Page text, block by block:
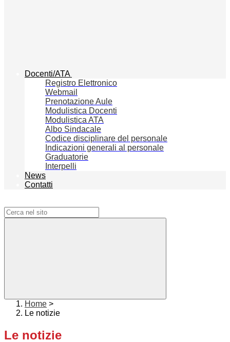
Docenti/ATA
Registro Elettronico
Webmail
Prenotazione Aule
Modulistica Docenti
Modulistica ATA
Albo Sindacale
Codice disciplinare del personale
Indicazioni generali al personale
Graduatorie
Interpelli
News
Contatti
Home >
Le notizie
Le notizie